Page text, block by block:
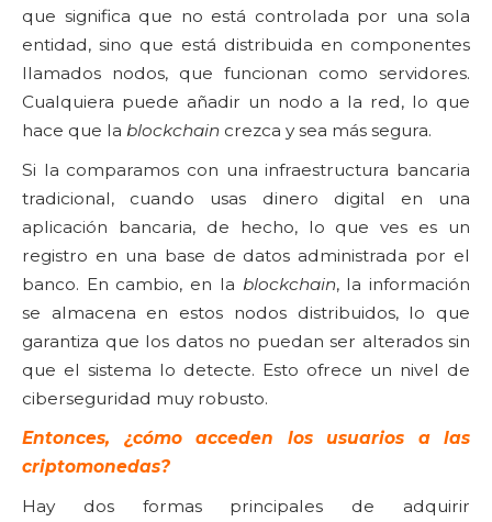
que significa que no está controlada por una sola
entidad, sino que está distribuida en componentes
llamados nodos, que funcionan como servidores.
Cualquiera puede añadir un nodo a la red, lo que
hace que la blockchain crezca y sea más segura.
Si la comparamos con una infraestructura bancaria
tradicional, cuando usas dinero digital en una
aplicación bancaria, de hecho, lo que ves es un
registro en una base de datos administrada por el
banco. En cambio, en la blockchain, la información
se almacena en estos nodos distribuidos, lo que
garantiza que los datos no puedan ser alterados sin
que el sistema lo detecte. Esto ofrece un nivel de
ciberseguridad muy robusto.
Entonces, ¿cómo acceden los usuarios a las
criptomonedas?
Hay dos formas principales de adquirir